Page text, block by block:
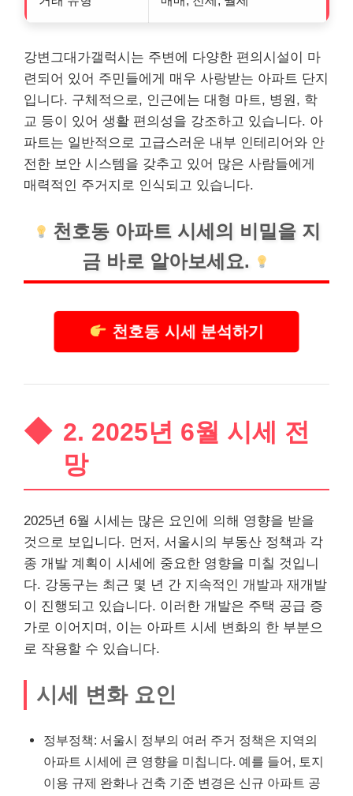
강변그대가갤럭시는 주변에 다양한 편의시설이 마
련되어 있어 주민들에게 매우 사랑받는 아파트 단지
입니다. 구체적으로, 인근에는 대형 마트, 병원, 학
교 등이 있어 생활 편의성을 강조하고 있습니다. 아
파트는 일반적으로 고급스러운 내부 인테리어와 안
전한 보안 시스템을 갖추고 있어 많은 사람들에게
매력적인 주거지로 인식되고 있습니다.
천호동 아파트 시세의 비밀을 지
금 바로 알아보세요.
천호동 시세 분석하기
2. 2025년 6월 시세 전
망
2025년 6월 시세는 많은 요인에 의해 영향을 받을
것으로 보입니다. 먼저, 서울시의 부동산 정책과 각
종 개발 계획이 시세에 중요한 영향을 미칠 것입니
다. 강동구는 최근 몇 년 간 지속적인 개발과 재개발
이 진행되고 있습니다. 이러한 개발은 주택 공급 증
가로 이어지며, 이는 아파트 시세 변화의 한 부분으
로 작용할 수 있습니다.
시세 변화 요인
정부정책: 서울시 정부의 여러 주거 정책은 지역의
아파트 시세에 큰 영향을 미칩니다. 예를 들어, 토지
이용 규제 완화나 건축 기준 변경은 신규 아파트 공